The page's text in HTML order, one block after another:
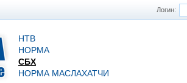
Логин:
НТВ
НОРМА
СБХ
НОРМА МАСЛАХАТЧИ